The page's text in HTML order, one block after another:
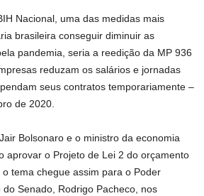
Nacional, uma das medidas mais
brasileira conseguir diminuir as
pandemia, seria a reedição da MP 936
reduzam os salários e jornadas
seus contratos temporariamente –
de 2020.
Bolsonaro e o ministro da economia
aprovar o Projeto de Lei 2 do orçamento
tema chegue assim para o Poder
Senado, Rodrigo Pacheco, nos